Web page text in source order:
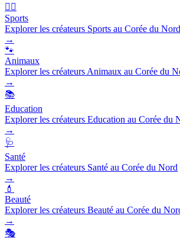
🏃‍♂️
Sports
Explorer les créateurs Sports au Corée du Nord
→
🐾
Animaux
Explorer les créateurs Animaux au Corée du
→
📚
Education
Explorer les créateurs Education au Corée du
→
🩺
Santé
Explorer les créateurs Santé au Corée du Nord
→
💄
Beauté
Explorer les créateurs Beauté au Corée du
→
🎭